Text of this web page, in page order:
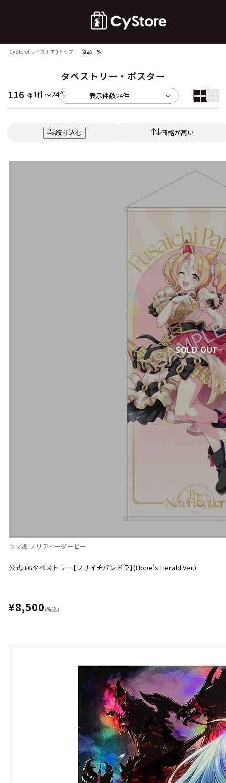
CyStore(サイストア)トップ 商品一覧
タペストリー・ポスター
116 件1件～24件 表示件数24件
絞り込む 価格が高い
SOLD OUT
ウマ娘 プリティーダービー
公式BIGタペストリー【フサイチパンドラ】(Hope's Herald Ver.)
¥8,500 (税込)